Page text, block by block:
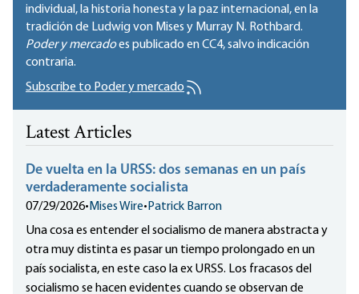
individual, la historia honesta y la paz internacional, en la
tradición de Ludwig von Mises y Murray N. Rothbard.
Poder y mercadoes publicado enCC4, salvo indicación
contraria.
Subscribe to Poder y mercado
Latest Articles
De vuelta en la URSS: dos semanas en un país
verdaderamente socialista
07/29/2026•Mises Wire•Patrick Barron
Una cosa es entender el socialismo de manera abstracta y
otra muy distinta es pasar un tiempo prolongado en un
país socialista, en este caso la ex URSS. Los fracasos del
socialismo se hacen evidentes cuando se observan de